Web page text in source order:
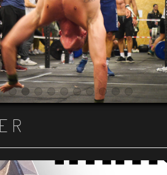
Item 1
Item 2
Item 3
Item 4
Item 5
Item 6
Item 7
Item 8
Item 9Item 10